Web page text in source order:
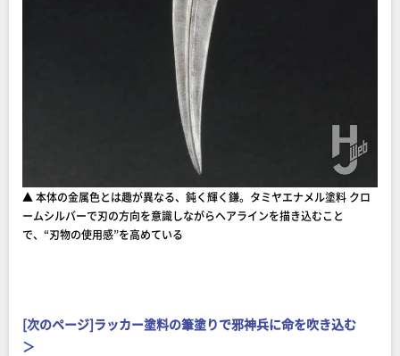
▲ 本体の金属色とは趣が異なる、鈍く輝く鎌。タミヤエナメル塗料 クロ
ームシルバーで刃の方向を意識しながらヘアラインを描き込むこと
で、“刃物の使用感”を高めている
[次のページ]ラッカー塗料の筆塗りで邪神兵に命を吹き込む
＞